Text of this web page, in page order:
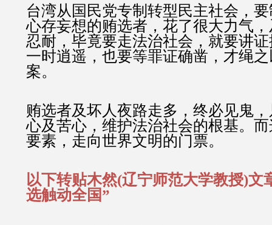
台湾从国民党专制转型民主社会，
心存妄想的贿选者，花了很大力气
忍耐，毕竟要走法治社会，就要讲
一时逍遥，也要等罪证确凿，才绳
案。
贿选者及坏人夜路走多，终必见鬼
心及苦心，维护法治社会的根基。
要素，走向世界文明的门票。
以下转贴木然(辽宁师范大学教授)文
选触动全国”